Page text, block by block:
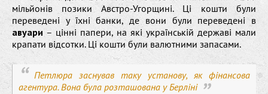
мільйонів позики Австро-Угорщині. Ці кошти були
переведені у їхні банки, де вони були переведені в
авуари – цінні папери, на які українській державі мали
крапати відсотки. Ці кошти були валютними запасами.
Петлюра заснував таку установу, як фінансова
агентура. Вона була розташована у Берліні